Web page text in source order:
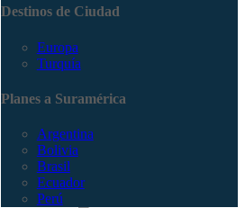
Destinos de Ciudad
Europa
Turquía
Planes a Suramérica
Argentina
Bolivia
Brasil
Ecuador
Perú